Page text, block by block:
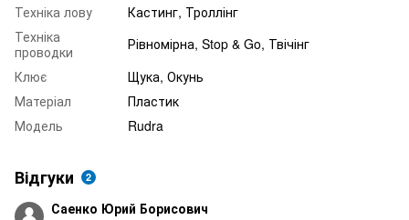
Техніка лову
Кастинг, Троллінг
Техніка
проводки
Рівномірна, Stop & Go, Твічінг
Клює
Щука, Окунь
Матеріал
Пластик
Модель
Rudra
Відгуки 2
Саенко Юрий Борисович